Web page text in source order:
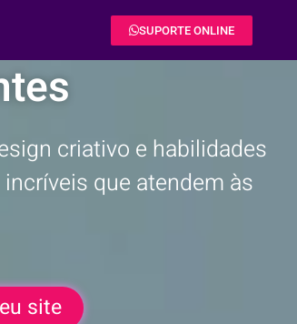
SUPORTE ONLINE
criativo e habilidades
que atendem às
site